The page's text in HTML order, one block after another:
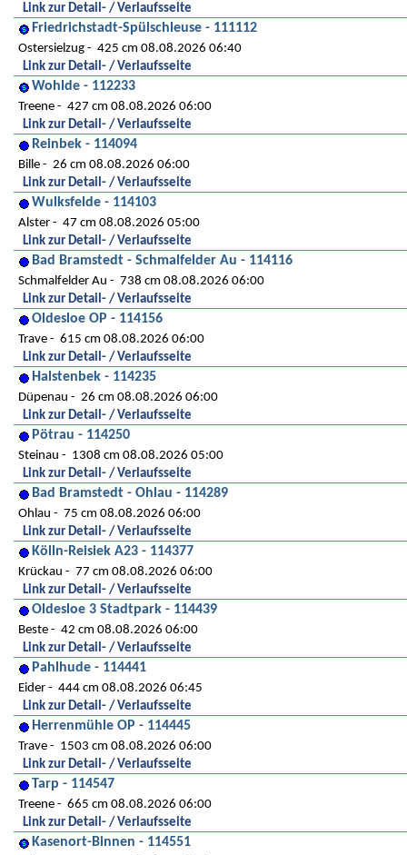
Link zur Detail- / Verlaufsseite
Friedrichstadt-Spülschleuse - 111112
Ostersielzug
425 cm 08.08.2026 06:40
Link zur Detail- / Verlaufsseite
Wohlde - 112233
Treene
427 cm 08.08.2026 06:00
Link zur Detail- / Verlaufsseite
Reinbek - 114094
Bille
26 cm 08.08.2026 06:00
Link zur Detail- / Verlaufsseite
Wulksfelde - 114103
Alster
47 cm 08.08.2026 05:00
Link zur Detail- / Verlaufsseite
Bad Bramstedt - Schmalfelder Au - 114116
Schmalfelder Au
738 cm 08.08.2026 06:00
Link zur Detail- / Verlaufsseite
Oldesloe OP - 114156
Trave
615 cm 08.08.2026 06:00
Link zur Detail- / Verlaufsseite
Halstenbek - 114235
Düpenau
26 cm 08.08.2026 06:00
Link zur Detail- / Verlaufsseite
Pötrau - 114250
Steinau
1308 cm 08.08.2026 05:00
Link zur Detail- / Verlaufsseite
Bad Bramstedt - Ohlau - 114289
Ohlau
75 cm 08.08.2026 06:00
Link zur Detail- / Verlaufsseite
Kölln-Reisiek A23 - 114377
Krückau
77 cm 08.08.2026 06:00
Link zur Detail- / Verlaufsseite
Oldesloe 3 Stadtpark - 114439
Beste
42 cm 08.08.2026 06:00
Link zur Detail- / Verlaufsseite
Pahlhude - 114441
Eider
444 cm 08.08.2026 06:45
Link zur Detail- / Verlaufsseite
Herrenmühle OP - 114445
Trave
1503 cm 08.08.2026 06:00
Link zur Detail- / Verlaufsseite
Tarp - 114547
Treene
665 cm 08.08.2026 06:00
Link zur Detail- / Verlaufsseite
Kasenort-Binnen - 114551